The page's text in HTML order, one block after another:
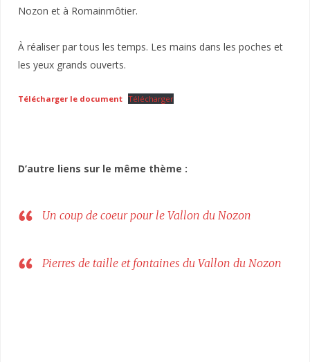
Nozon et à Romainmôtier.
À réaliser par tous les temps. Les mains dans les poches et
les yeux grands ouverts.
Télécharger le document Télécharger
D’autre liens sur le même thème :
Un coup de coeur pour le Vallon du Nozon
Pierres de taille et fontaines du Vallon du Nozon